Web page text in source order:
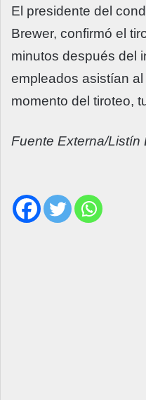
El presidente del
Brewer, confirmó el
minutos después del
empleados asistían
momento del tiroteo,
Fuente Externa/Listín